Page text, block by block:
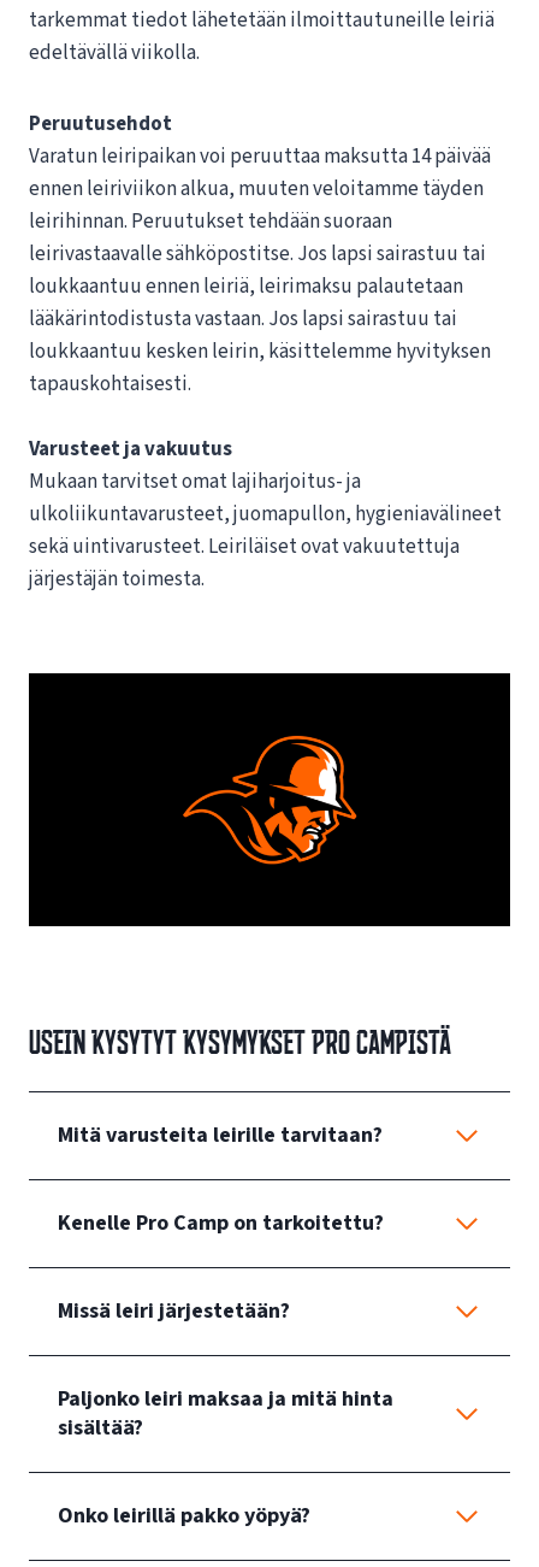
tarkemmat tiedot lähetetään ilmoittautuneille leiriä
edeltävällä viikolla.
Peruutusehdot
Varatun leiripaikan voi peruuttaa maksutta 14 päivää
ennen leiriviikon alkua, muuten veloitamme täyden
leirihinnan. Peruutukset tehdään suoraan
leirivastaavalle sähköpostitse. Jos lapsi sairastuu tai
loukkaantuu ennen leiriä, leirimaksu palautetaan
lääkärintodistusta vastaan. Jos lapsi sairastuu tai
loukkaantuu kesken leirin, käsittelemme hyvityksen
tapauskohtaisesti.
Varusteet ja vakuutus
Mukaan tarvitset omat lajiharjoitus- ja
ulkoliikuntavarusteet, juomapullon, hygieniavälineet
sekä uintivarusteet. Leiriläiset ovat vakuutettuja
järjestäjän toimesta.
Usein kysytyt kysymykset Pro Campistä
Mitä varusteita leirille tarvitaan?
Kenelle Pro Camp on tarkoitettu?
Missä leiri järjestetään?
Paljonko leiri maksaa ja mitä hinta
sisältää?
Onko leirillä pakko yöpyä?